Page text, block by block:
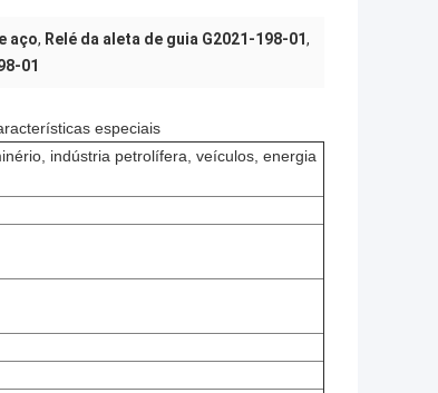
aço, Relé da aleta de guia G2021-198-01,
01
especiais
indústria petrolífera, veículos, energia